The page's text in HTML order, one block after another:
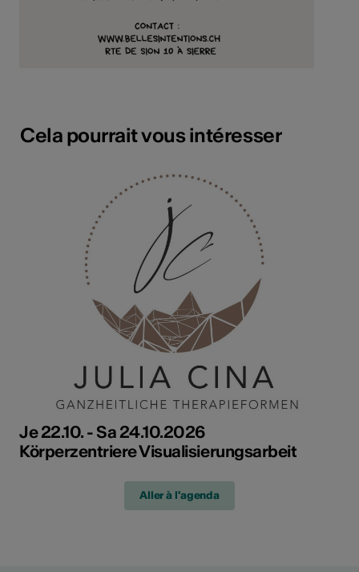
Cela pourrait vous intéresser
Je 22.10. - Sa 24.10.2026
Körperzentriere Visualisierungsarbeit
Aller à l'agenda